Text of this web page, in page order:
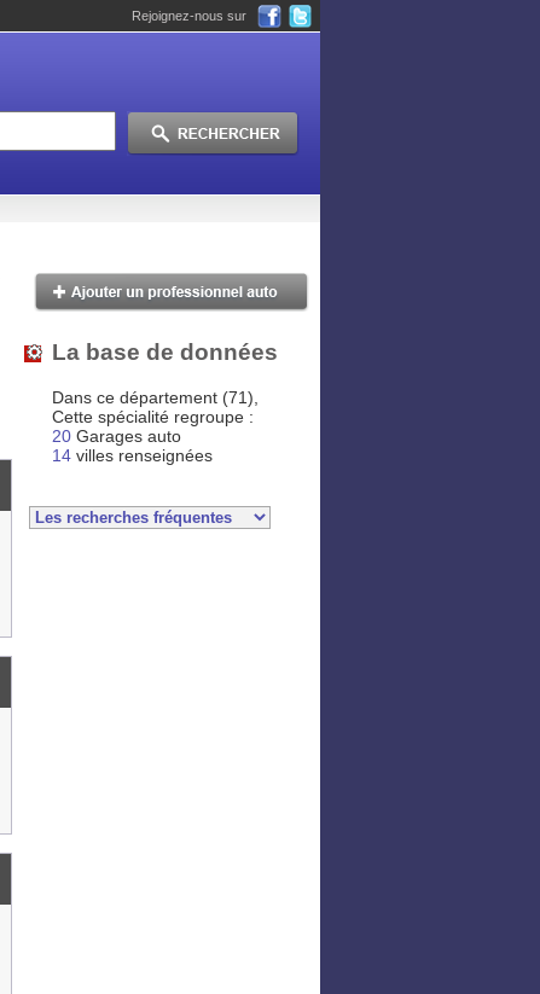
Rejoignez-nous sur
La base de données
Dans ce département (71),
Cette spécialité regroupe :
20 Garages auto
14 villes renseignées